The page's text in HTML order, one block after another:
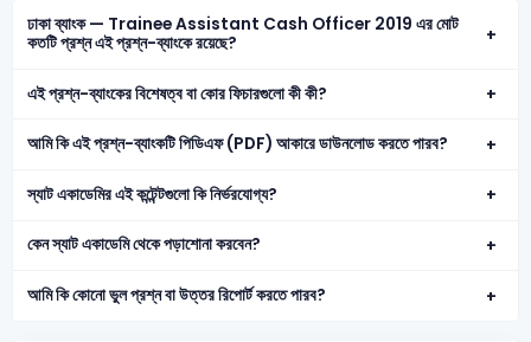
ঢাকা ব্যাংক — Trainee Assistant Cash Officer 2019 এর মোট
কতটি প্রশ্ন এই প্রশ্ন-ব্যাংকে রয়েছে?
এই প্রশ্ন-ব্যাংকের বিশেষত্ব বা কোর ফিচারগুলো কী কী?
আমি কি এই প্রশ্ন-ব্যাংকটি পিডিএফ (PDF) আকারে ডাউনলোড করতে পারব?
স্যাট একাডেমির এই কন্টেন্টগুলো কি নির্ভরযোগ্য?
কেন স্যাট একাডেমি থেকে পড়াশোনা করবেন?
আমি কি কোনো ভুল প্রশ্ন বা উত্তর রিপোর্ট করতে পারব?